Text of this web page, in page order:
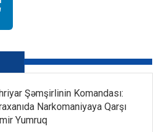
Şəmşirlinin Komandası:
Narkomaniyaya Qarşı
Yumruq